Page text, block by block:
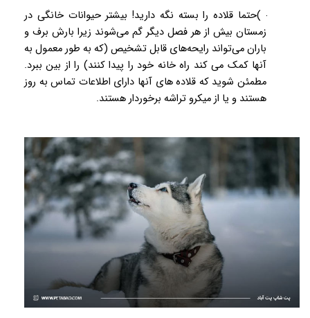
4)حتما قلاده را بسته نگه دارید! بیشتر حیوانات خانگی در
زمستان بیش از هر فصل دیگر گم می‌شوند زیرا بارش برف و
باران می‌تواند رایحه‌های قابلتشخیص (که به طور معمول به
آنها کمک می کند راه خانه خود را پیدا کنند) را از بین ببرد.
مطمئن شوید که قلاده های آنها دارای اطلاعات تماس به روز
هستند و یا از میکرو تراشه برخوردار هستند.